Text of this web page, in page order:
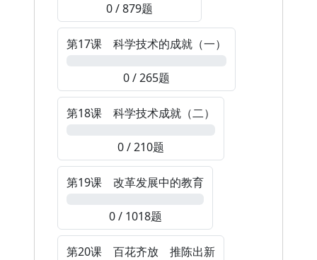
0 / 879题
第17课 科学技术的成就（一）
0 / 265题
第18课 科学技术成就（二）
0 / 210题
第19课 改革发展中的教育
0 / 1018题
第20课 百花齐放 推陈出新